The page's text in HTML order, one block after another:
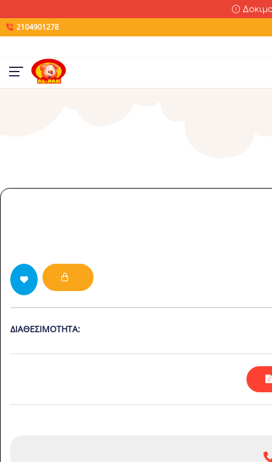
2104901278
ΔΙΑΘΕΣΙΜΌΤΗΤΑ: